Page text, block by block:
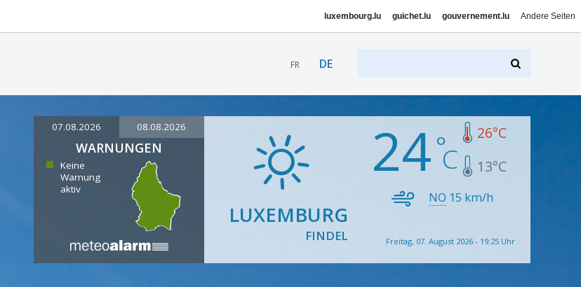
luxembourg.lu guichet.lu gouvernement.lu Andere Seiten
FR DE
07.08.2026 08.08.2026
WARNUNGEN
Keine
Warnung
aktiv
LUXEMBURG
FINDEL
24 26°C
13°C
NO 15 km/h
Freitag, 07. August 2026 - 19:25 Uhr